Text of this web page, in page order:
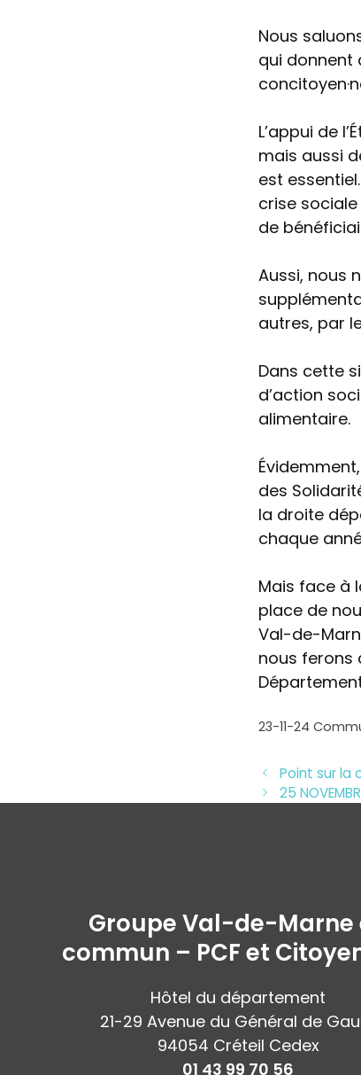
Nous
qui donnent
L’appui de
mais aussi
est
crise sociale
de
Aussi, nous
autres, par
Dans cette
d’action
alimentaire.
des
la droite
chaque
Mais face à
place de
Val-de-
nous ferons
23-11-24
Point sur la
25
Groupe Val-de-Marne
commun – PCF et
Hôtel du département
21-29 Avenue du Général de
94054 Créteil Cedex
01 43 99 70 56